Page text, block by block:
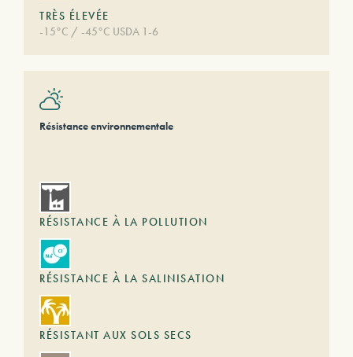
TRÈS ÉLEVÉE
-15°C / -45°C USDA 1-6
Résistance environnementale
RÉSISTANCE À LA POLLUTION
RÉSISTANCE À LA SALINISATION
RÉSISTANT AUX SOLS SECS